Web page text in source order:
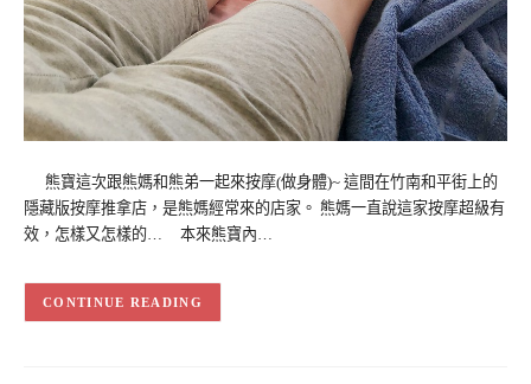
熊寶這次跟熊媽和熊弟一起來按摩(做身體)~ 這間在竹南和平街上的
隱藏版按摩推拿店，是熊媽經常來的店家。 熊媽一直說這家按摩超級有
效，怎樣又怎樣的… 本來熊寶內…
CONTINUE READING